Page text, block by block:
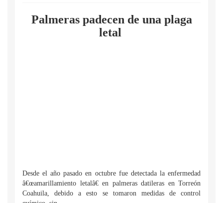
Palmeras padecen de una plaga
letal
Desde el año pasado en octubre fue detectada la enfermedad
â€œamarillamiento letalâ€ en palmeras datileras en Torreón
Coahuila, debido a esto se tomaron medidas de control